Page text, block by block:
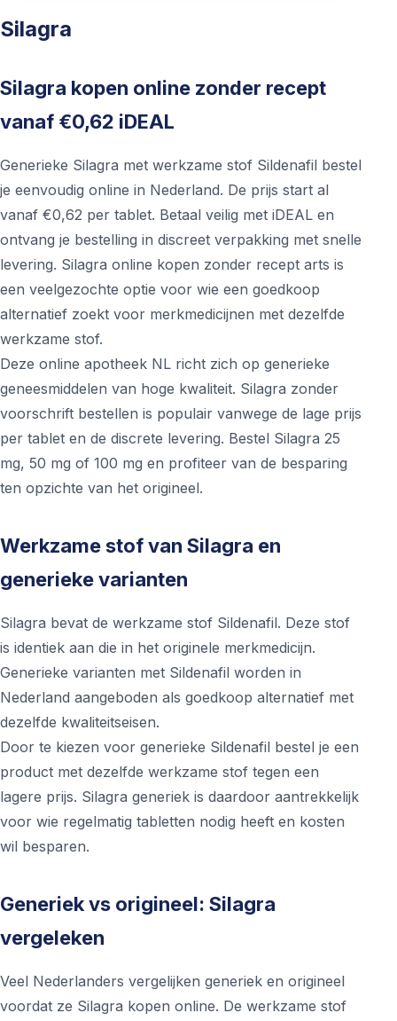
Silagra
Silagra kopen online zonder recept
vanaf €0,62 iDEAL
Generieke Silagra met werkzame stof Sildenafil bestel
je eenvoudig online in Nederland. De prijs start al
vanaf €0,62 per tablet. Betaal veilig met iDEAL en
ontvang je bestelling in discreet verpakking met snelle
levering. Silagra online kopen zonder recept arts is
een veelgezochte optie voor wie een goedkoop
alternatief zoekt voor merkmedicijnen met dezelfde
werkzame stof.
Deze online apotheek NL richt zich op generieke
geneesmiddelen van hoge kwaliteit. Silagra zonder
voorschrift bestellen is populair vanwege de lage prijs
per tablet en de discrete levering. Bestel Silagra 25
mg, 50 mg of 100 mg en profiteer van de besparing
ten opzichte van het origineel.
Werkzame stof van Silagra en
generieke varianten
Silagra bevat de werkzame stof Sildenafil. Deze stof
is identiek aan die in het originele merkmedicijn.
Generieke varianten met Sildenafil worden in
Nederland aangeboden als goedkoop alternatief met
dezelfde kwaliteitseisen.
Door te kiezen voor generieke Sildenafil bestel je een
product met dezelfde werkzame stof tegen een
lagere prijs. Silagra generiek is daardoor aantrekkelijk
voor wie regelmatig tabletten nodig heeft en kosten
wil besparen.
Generiek vs origineel: Silagra
vergeleken
Veel Nederlanders vergelijken generiek en origineel
voordat ze Silagra kopen online. De werkzame stof